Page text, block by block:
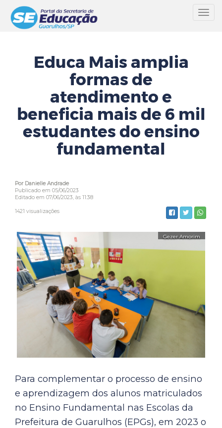
Educa Mais amplia
formas de
atendimento e
beneficia mais de 6 mil
estudantes do ensino
fundamental
Por Danielle Andrade
Publicado em 05/06/2023
Editado em 07/06/2023, às 11:38
1421 visualizações
Para complementar o processo de ensino
e aprendizagem dos alunos matriculados
no Ensino Fundamental nas Escolas da
Prefeitura de Guarulhos (EPGs), em 2023 o